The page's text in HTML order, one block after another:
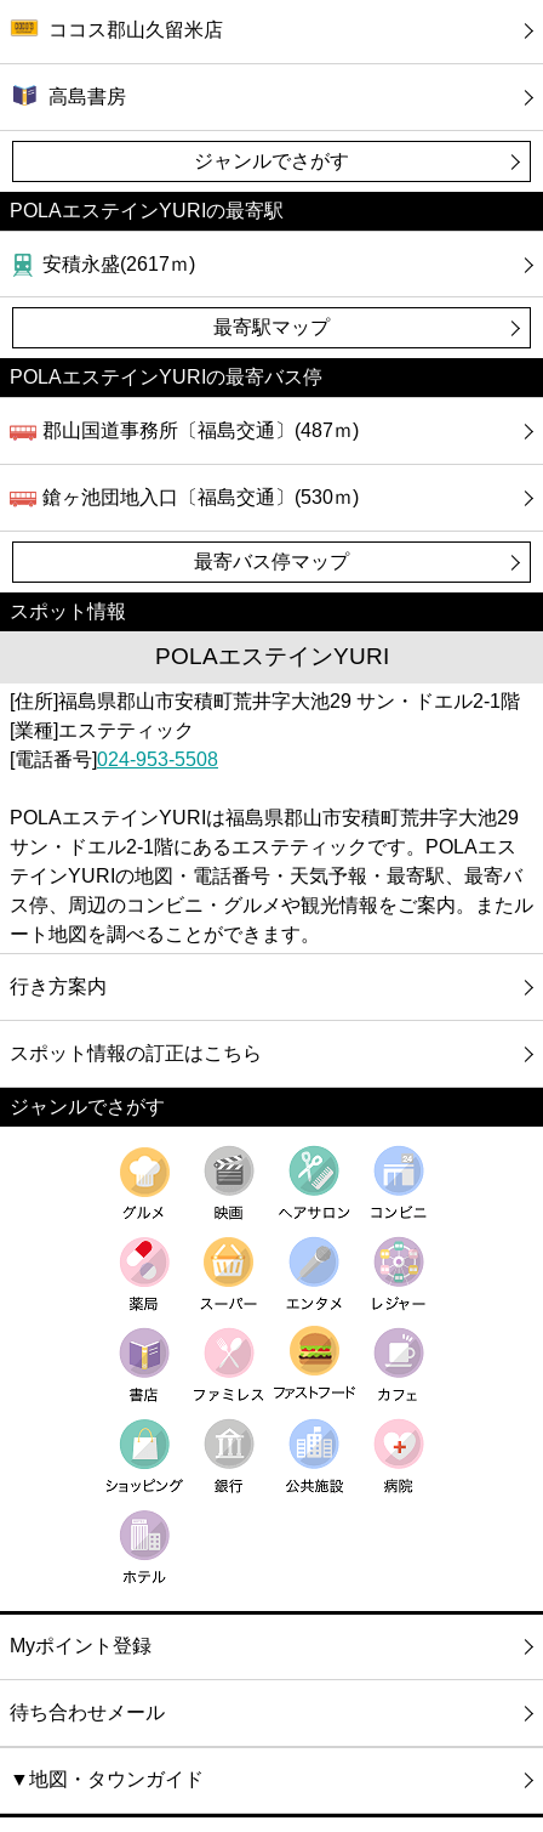
ココス郡山久留米店
高島書房
ジャンルでさがす
POLAエステインYURIの最寄駅
安積永盛(2617ｍ)
最寄駅マップ
POLAエステインYURIの最寄バス停
郡山国道事務所〔福島交通〕(487ｍ)
鎗ヶ池団地入口〔福島交通〕(530ｍ)
最寄バス停マップ
スポット情報
POLAエステインYURI
[住所]福島県郡山市安積町荒井字大池29 サン・ドエル2-1階
[業種]エステティック
[電話番号]024-953-5508
POLAエステインYURIは福島県郡山市安積町荒井字大池29
サン・ドエル2-1階にあるエステティックです。POLAエス
テインYURIの地図・電話番号・天気予報・最寄駅、最寄バ
ス停、周辺のコンビニ・グルメや観光情報をご案内。またル
ート地図を調べることができます。
行き方案内
スポット情報の訂正はこちら
ジャンルでさがす
Myポイント登録
待ち合わせメール
▼地図・タウンガイド